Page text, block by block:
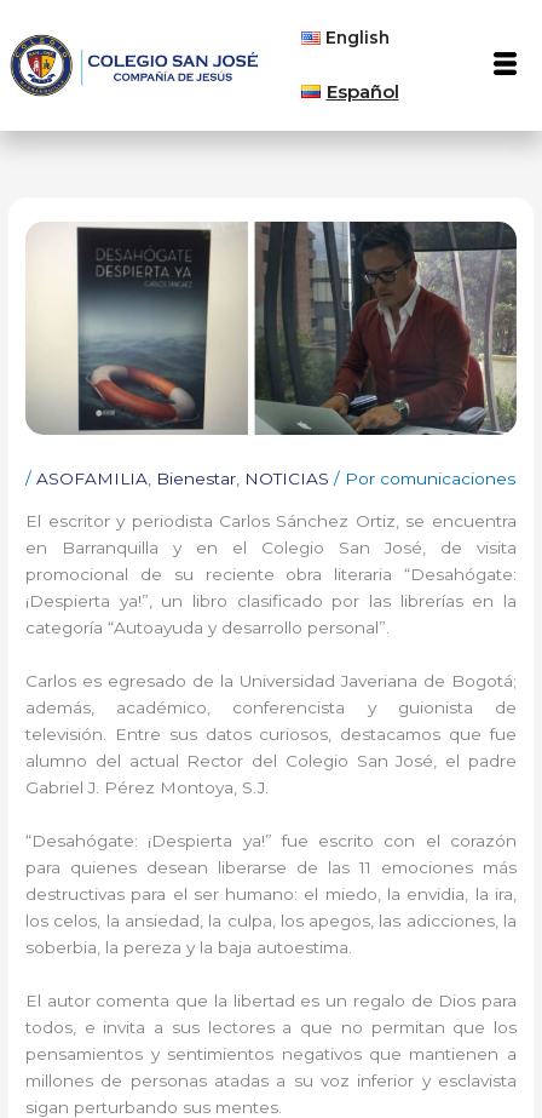
contenido
English
Español
/ASOFAMILIA, Bienestar, NOTICIAS / Por comunicaciones
El escritor y periodista Carlos Sánchez Ortiz, se encuentra
en Barranquilla y en el Colegio San José, de visita
promocional de su reciente obra literaria “Desahógate:
¡Despierta ya!”, un libro clasificado por las librerías en la
categoría “Autoayuda y desarrollo personal”.
Carlos es egresado de la Universidad Javeriana de Bogotá;
además, académico, conferencista y guionista de
televisión. Entre sus datos curiosos, destacamos que fue
alumno del actual Rector del Colegio San José, el padre
Gabriel J. Pérez Montoya, S.J.
“Desahógate: ¡Despierta ya!” fue escrito con el corazón
para quienes desean liberarse de las 11 emociones más
destructivas para el ser humano: el miedo, la envidia, la ira,
los celos, la ansiedad, la culpa, los apegos, las adicciones, la
soberbia, la pereza y la baja autoestima.
El autor comenta que la libertad es un regalo de Dios para
todos, e invita a sus lectores a que no permitan que los
pensamientos y sentimientos negativos que mantienen a
millones de personas atadas a su voz inferior y esclavista
sigan perturbando sus mentes.